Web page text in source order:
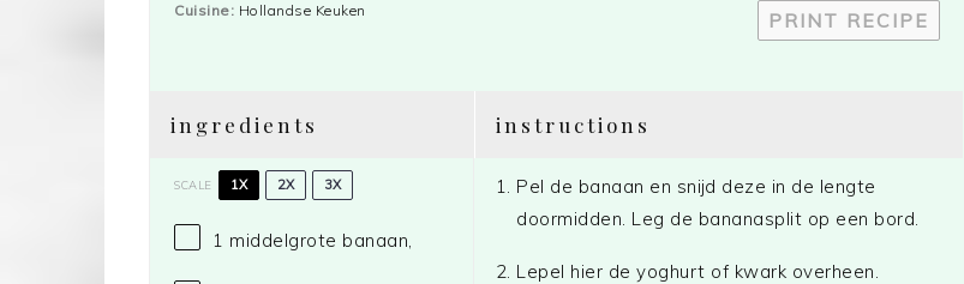
PRINT RECIPE
Cuisine: Hollandse Keuken
ingredients
SCALE 1X 2X 3X
1 middelgrote banaan,
instructions
Pel de banaan en snijd deze in de lengte
doormidden. Leg de bananasplit op een bord.
Lepel hier de yoghurt of kwark overheen.